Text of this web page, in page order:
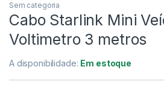
Sem categoria
Cabo Starlink Mini
Voltimetro 3 metros
A disponibilidade: Em estoque